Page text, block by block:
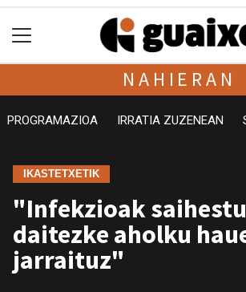
NAHIERAN
PROGRAMAZIOA IRRATIA ZUZENEAN
IKASTETXETIK
"Infekzioak saihestu
daitezke aholku
jarraituz"